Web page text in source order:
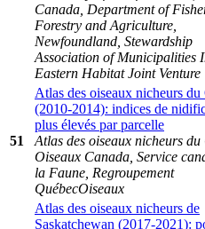
Canada, Department of
Forestry and Agriculture,
Newfoundland, Stewardship
Association of Municipalities
Eastern Habitat Joint Venture
51
Atlas des oiseaux nicheurs du
(2010-2014): indices de
plus élevés par parcelle
Atlas des oiseaux nicheurs du
Oiseaux Canada, Service
la Faune, Regroupement
QuébecOiseaux
Atlas des oiseaux nicheurs de
Saskatchewan (2017-2021):